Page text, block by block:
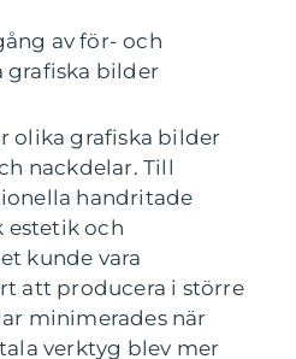
av för- och
grafiska bilder
olika grafiska bilder
nackdelar. Till
handritade
estetik och
kunde vara
att producera i större
minimerades när
verktyg blev mer